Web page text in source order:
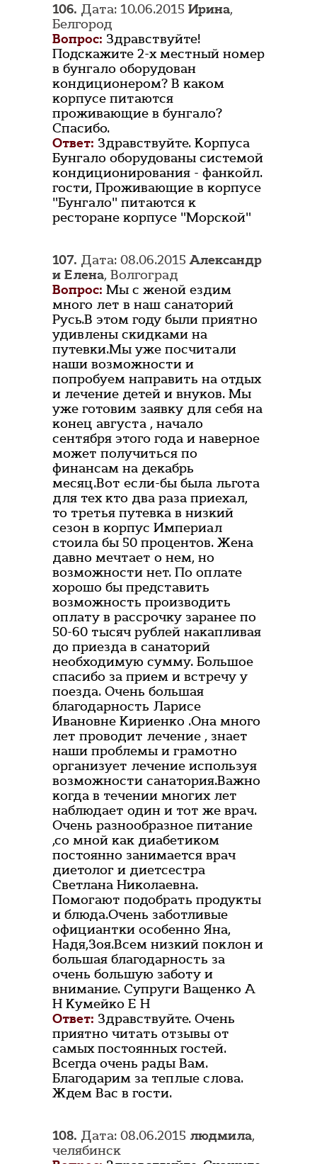
106. Дата: 10.06.2015 Ирина,
Белгород
Вопрос: Здравствуйте!
Подскажите 2-х местный номер
в бунгало оборудован
кондиционером? В каком
корпусе питаются
проживающие в бунгало?
Спасибо.
Ответ: Здравствуйте. Корпуса
Бунгало оборудованы системой
кондиционирования - фанкойл.
гости, Проживающие в корпусе
"Бунгало" питаются к
ресторане корпусе "Морской"
107. Дата: 08.06.2015Александр
и Елена, Волгоград
Вопрос: Мы с женой ездим
много лет в наш санаторий
Русь.В этом году были приятно
удивлены скидками на
путевки.Мы уже посчитали
наши возможности и
попробуем направить на отдых
и лечение детей и внуков. Мы
уже готовим заявку для себя на
конец августа , начало
сентября этого года и наверное
может получиться по
финансам на декабрь
месяц.Вот если-бы была льгота
для тех кто два раза приехал,
то третья путевка в низкий
сезон в корпус Империал
стоила бы 50 процентов. Жена
давно мечтает о нем, но
возможности нет. По оплате
хорошо бы представить
возможность производить
оплату в рассрочку заранее по
50-60 тысяч рублей накапливая
до приезда в санаторий
необходимую сумму. Большое
спасибо за прием и встречу у
поезда. Очень большая
благодарность Ларисе
Ивановне Кириенко .Она много
лет проводит лечение , знает
наши проблемы и грамотно
организует лечение используя
возможности санатория.Важно
когда в течении многих лет
наблюдает один и тот же врач.
Очень разнообразное питание
,со мной как диабетиком
постоянно занимается врач
диетолог и диетсестра
Светлана Николаевна.
Помогают подобрать продукты
и блюда.Очень заботливые
официантки особенно Яна,
Надя,Зоя.Всем низкий поклон и
большая благодарность за
очень большую заботу и
внимание. Супруги Ващенко А
Н Кумейко Е Н
Ответ: Здравствуйте. Очень
приятно читать отзывы от
самых постоянных гостей.
Всегда очень рады Вам.
Благодарим за теплые слова.
Ждем Вас в гости.
108. Дата: 08.06.2015 людмила,
челябинск